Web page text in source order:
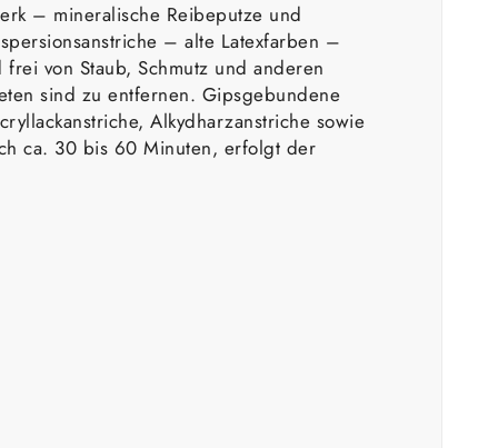
– mineralische Reibeputze und
– alte Latexfarben –
von Staub, Schmutz und anderen
sind zu entfernen. Gipsgebundene
Alkydharzanstriche sowie
ca. 30 bis 60 Minuten, erfolgt der